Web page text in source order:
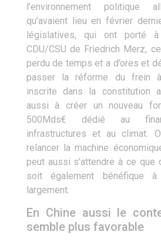
l’environnement politique
qu’avaient lieu en février
législatives, qui ont porté
CDU/CSU de Friedrich Merz,
perdu de temps et a d’ores et
passer la réforme du frein à
inscrite dans la constitution
aussi à créer un nouveau
500Mds€ dédié au
infrastructures et au climat.
relancer la machine
peut aussi s’attendre à ce que
soit également bénéfique à
largement.
En Chine aussi le
semble plus favorable